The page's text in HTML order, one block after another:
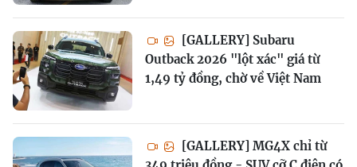
[GALLERY] Subaru
Outback 2026 "lột xác" giá từ
1,49 tỷ đồng, chờ về Việt Nam
[GALLERY] MG4X chỉ từ